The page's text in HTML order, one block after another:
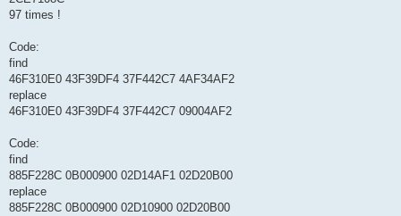
97 times !
Code:
find
46F310E0 43F39DF4 37F442C7 4AF34AF2
replace
46F310E0 43F39DF4 37F442C7 09004AF2
Code:
find
885F228C 0B000900 02D14AF1 02D20B00
replace
885F228C 0B000900 02D10900 02D20B00